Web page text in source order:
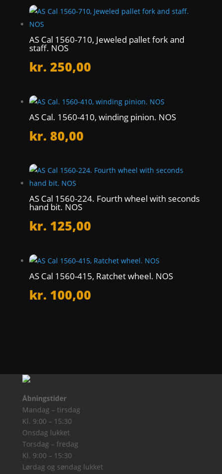
AS Cal 1560-710, Jeweled pallet fork and
staff. NOS
kr. 250,00
AS Cal. 1560-410, winding pinion. NOS
kr. 80,00
AS Cal 1560-224. Fourth wheel with seconds
hand bit. NOS
kr. 125,00
AS Cal 1560-415, Ratchet wheel. NOS
kr. 100,00
Åbningstider
Mandag – tirsdag
Kl. 9:00 – 15:30
Onsdag lukket
Torsdag – fredag
Kl. 9:00 – 15:30
Lørdag og søndag lukket